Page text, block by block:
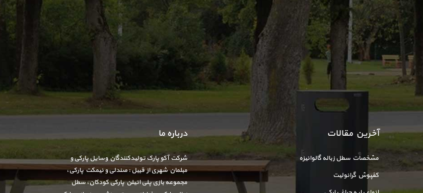
آخرین مقالات
مشخصات سطل زباله گالوانیزه
کفپوش گرانولیت
درباره ما
شرکت آکو پارک تولیدکنندگان وسایل پارکی و
مبلمان شهری از قبیل : صندلی و نیمکت پارکی،
مجموعه بازی پلی اتیلن پارکی کودکان، سطل